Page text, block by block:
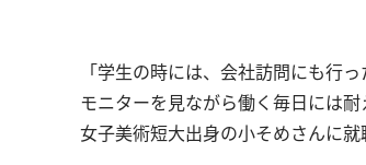
「学生の時には、会社訪問にも行
モニターを見ながら働く毎日には
女子美術短大出身の小そめさんに